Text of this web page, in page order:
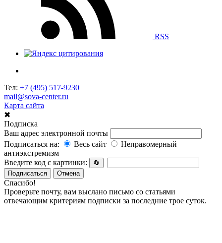
RSS
Тел: +7 (495) 517-9230
mail@sova-center.ru
Карта сайта
✖
Подписка
Ваш адрес электронной почты
Подписаться на:
Весь сайт
Неправомерный
антиэкстремизм
Введите код с картинки:
🔄
Подписаться
Отмена
Спасибо!
Проверьте почту, вам выслано письмо со статьями
отвечающим критериям подписки за последние трое суток.